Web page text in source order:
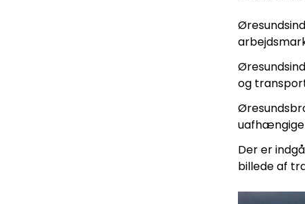
og
uafhængige
Der er
billede af